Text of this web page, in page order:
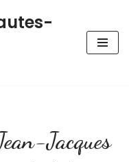
Jacques